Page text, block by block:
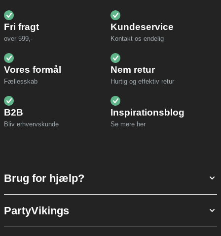
Fri fragt
over 599,-
Kundeservice
Kontakt os endelig
Vores formål
Fællesskab
Nem retur
Hurtig og effektiv retur
B2B
Bliv erhvervskunde
Inspirationsblog
Se mere her
Brug for hjælp?
PartyVikings